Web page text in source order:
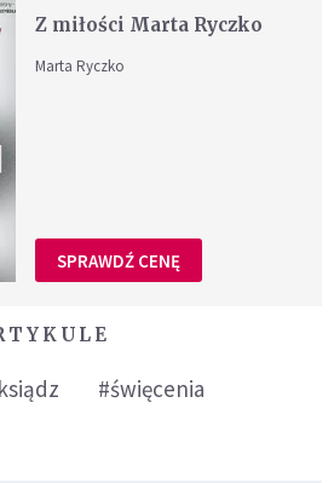
Z miłości Marta Ryczko
Marta Ryczko
SPRAWDŹ CENĘ
#święcenia